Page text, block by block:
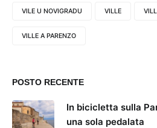
VILE U NOVIGRADU VILLE
VILLE A PARENZO
POSTO RECENTE
In bicicletta sulla
una sola pedalata